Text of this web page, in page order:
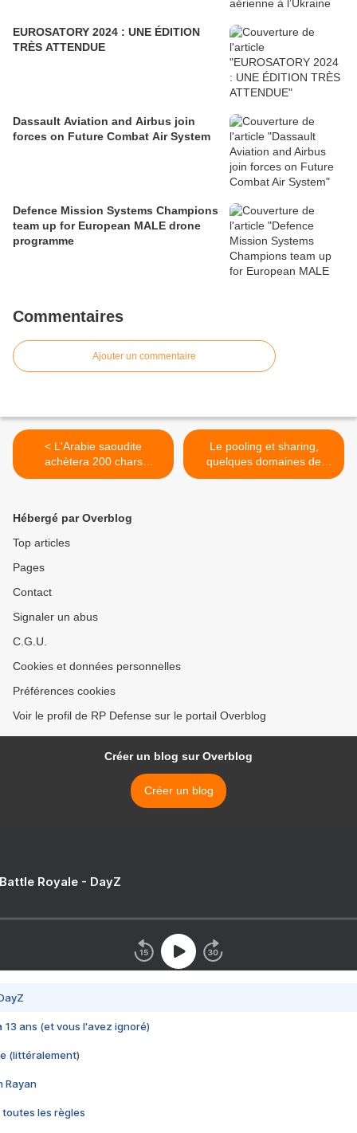
EUROSATORY 2024 : UNE ÉDITION
TRÈS ATTENDUE
Dassault Aviation and Airbus join
forces on Future Combat Air System
Defence Mission Systems Champions
team up for European MALE drone
programme
Commentaires
Ajouter un commentaire
< L'Arabie saoudite
achètera 200 chars
allemands - Sces militaires
Le pooling et sharing,
quelques domaines de
prédilection >
Hébergé par Overblog
Top articles
Pages
Contact
Signaler un abus
C.G.U.
Cookies et données personnelles
Préférences cookies
Voir le profil de RP Defense sur le portail Overblog
Créer un blog sur Overblog
Créer un blog
Royale - DayZ
13 ans (et vous l'avez ignoré)
(littéralement)
Rayan
toutes les règles